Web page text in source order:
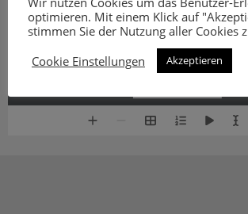
optimieren. Mit einem Klick auf
stimmen Sie der Nutzung aller Cookies
Cookie Einstellungen
Akzeptieren